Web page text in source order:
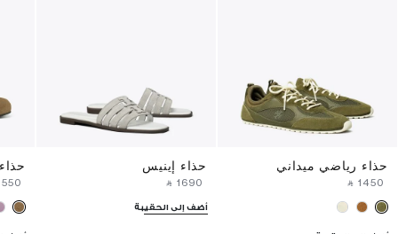
حذاء رياضي ميداني
‎ ⃁ ⁦1450⁩ ‎
حذاء إينيس
‎ ⃁ ⁦1690⁩ ‎
أضف إلى الحقيبة